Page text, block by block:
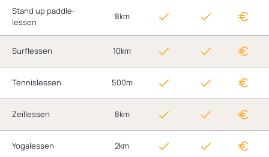
Stand up paddle-
lessen
8km
Surflessen 10km
Tennislessen 500m
Zeillessen 8km
Yogalessen 2km